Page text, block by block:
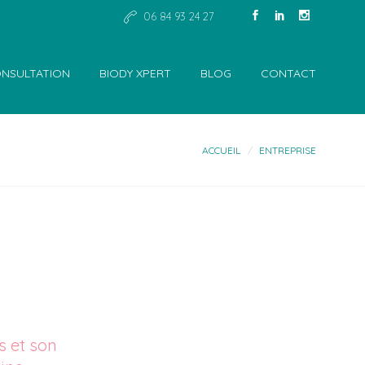
06 84 93 24 27
BIODY XPERT BLOG CONTACT
ACCUEIL ENTREPRISE
et son